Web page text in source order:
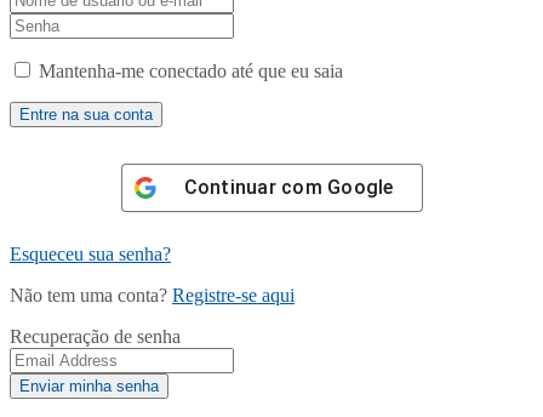
Mantenha-me conectado até que eu saia
Continuar com Google
Esqueceu sua senha?
Não tem uma conta? Registre-se aqui
Recuperação de senha